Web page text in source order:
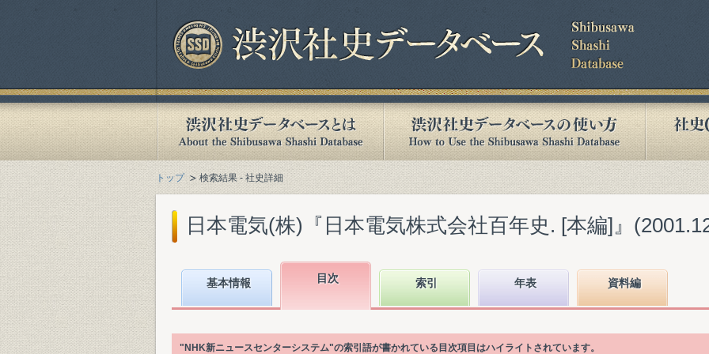
トップ 検索結果 - 社史詳細
日本電気(株)『日本電気株式会社百年史. [本編]』
基本情報 目次 索引 年表 資料編
"NHK新ニュースセンターシステム"の索引語が書かれている目次項目はハイライトされています。